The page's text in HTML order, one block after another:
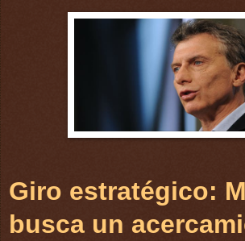
Giro estratégico:
busca un